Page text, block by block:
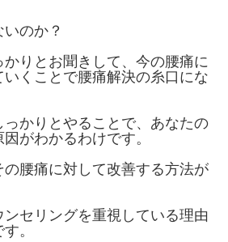
のか？
りとお聞きして、今の腰痛に
くことで腰痛解決の糸口にな
っかりとやることで、あなたの
がわかるわけです。
の腰痛に対して改善する方法が
セリングを重視している理由
。